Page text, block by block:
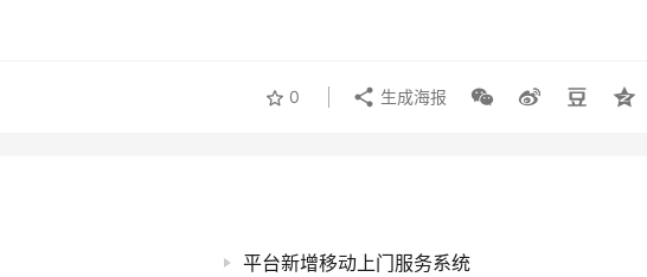
0 生成海报
平台新增移动上门服务系统